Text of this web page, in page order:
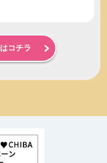
コチラ